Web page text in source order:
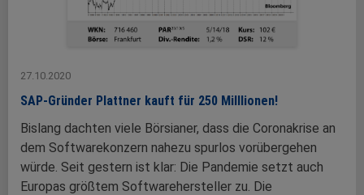
27.10.2020
SAP-Gründer Plattner kauft für 250 Milllionen!
Bislang dachten viele Börsianer, dass die Coronakrise an
dem Softwarekonzern nahezu spurlos vorübergehen
würde. Seit gestern ist klar: Die Pandemie setzt auch
Europas größtem Softwarehersteller zu. Die